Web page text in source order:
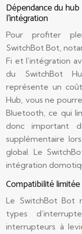
Dépendance du
l’intégration
Pour profiter
SwitchBot Bot,
Fi et l’intégration
du SwitchBot
représente un
Hub, vous ne
Bluetooth, ce qui
donc important
supplémentaire
global. Le
intégration
Compatibilité
Le SwitchBot Bot
types
interrupteurs à